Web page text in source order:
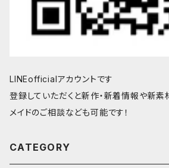
LINEofficialアカウントです
登録していただくと新作・新着情報や新素
メイドのご相談なども可能です！
CATEGORY